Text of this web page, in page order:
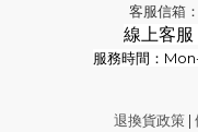
客服信箱
線上客服
服務時間：
退換貨政策 |